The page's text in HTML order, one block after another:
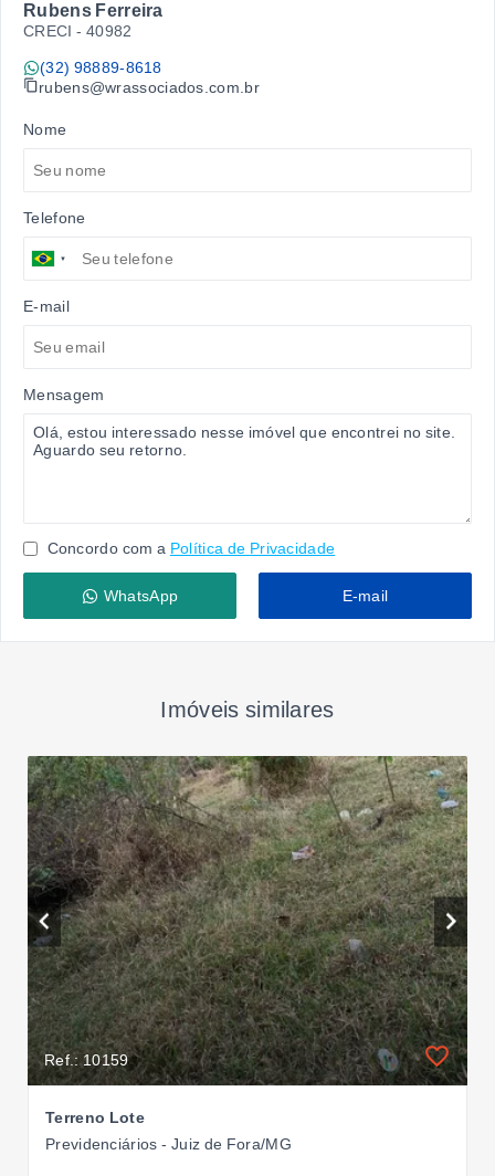
Rubens Ferreira
CRECI - 40982
(32) 98889-8618
rubens@wrassociados.com.br
Nome
Telefone
E-mail
Mensagem
Concordo com a Política de Privacidade
WhatsApp E-mail
Imóveis similares
Ref.: 10159
Terreno Lote
Previdenciários - Juiz de Fora/MG